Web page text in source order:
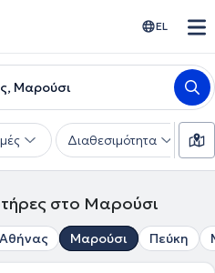
EL
Μαρούσι
Διαθεσιμότητα
στο Μαρούσι
Μαρούσι Πεύκη